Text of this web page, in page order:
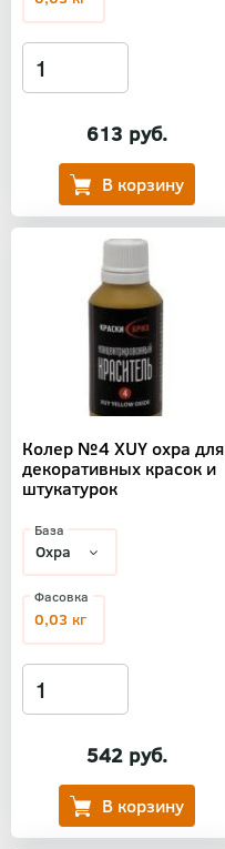
613 руб.
Колер №4 XUY охра для
декоративных красок и
штукатурок
542 руб.
База
Фасовка
0,03 кг